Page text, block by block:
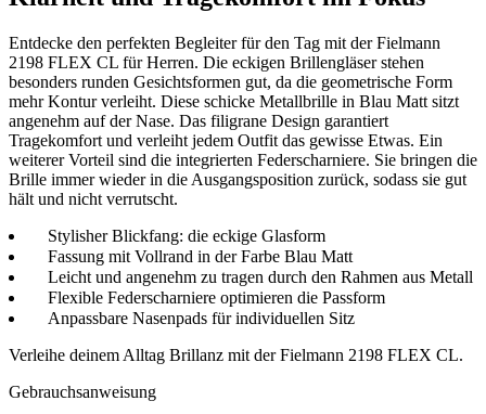
Entdecke den perfekten Begleiter für den Tag mit der Fielmann
2198 FLEX CL für Herren. Die eckigen Brillengläser stehen
besonders runden Gesichtsformen gut, da die geometrische Form
mehr Kontur verleiht. Diese schicke Metallbrille in Blau Matt sitzt
angenehm auf der Nase. Das filigrane Design garantiert
Tragekomfort und verleiht jedem Outfit das gewisse Etwas. Ein
weiterer Vorteil sind die integrierten Federscharniere. Sie bringen die
Brille immer wieder in die Ausgangsposition zurück, sodass sie gut
hält und nicht verrutscht.
Stylisher Blickfang: die eckige Glasform
Fassung mit Vollrand in der Farbe Blau Matt
Leicht und angenehm zu tragen durch den Rahmen aus Metall
Flexible Federscharniere optimieren die Passform
Anpassbare Nasenpads für individuellen Sitz
Verleihe deinem Alltag Brillanz mit der Fielmann 2198 FLEX CL.
Gebrauchsanweisung